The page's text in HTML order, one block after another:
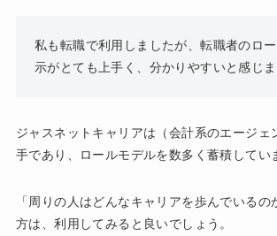
私も転職で利用しましたが、転職者のロ
示がとても上手く、分かりやすいと感じま
ジャスネットキャリアは（会計系のエージェ
手であり、ロールモデルを数多く蓄積してい
「周りの人はどんなキャリアを歩んでいるの
方は、利用してみると良いでしょう。